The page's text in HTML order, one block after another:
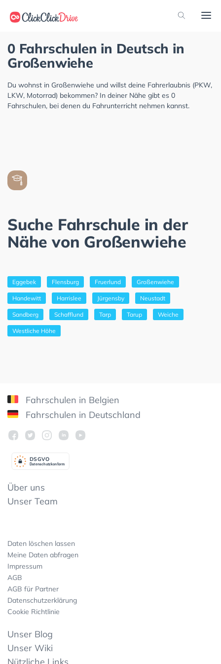
0 Fahrschulen in Deutsch in
Großenwiehe
Du wohnst in Großenwiehe und willst deine Fahrerlaubnis (PKW,
LKW, Motorrad) bekommen? In deiner Nähe gibt es 0
Fahrschulen, bei denen du Fahrunterricht nehmen kannst.
Suche Fahrschule in der
Nähe von Großenwiehe
Eggebek Flensburg Fruerlund Großenwiehe
Handewitt Harrislee Jürgensby Neustadt
Sandberg Schafflund Tarp Tarup Weiche
Westliche Höhe
Fahrschulen in Belgien
Fahrschulen in Deutschland
Datenschutzkonform
DSGVO
Über uns
Unser Team
Daten löschen lassen
Meine Daten abfragen
Impressum
AGB
AGB für Partner
Datenschutzerklärung
Cookie Richtlinie
Unser Blog
Unser Wiki